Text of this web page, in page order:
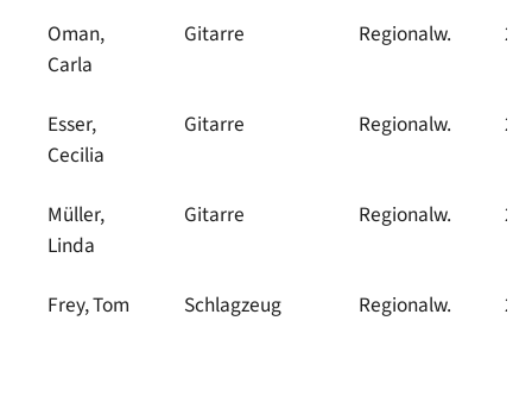
Oman,
Carla
Gitarre Regionalw. 2
Esser,
Cecilia
Gitarre Regionalw. 2
Müller,
Linda
Gitarre Regionalw. 2
Frey, Tom Schlagzeug Regionalw. 2